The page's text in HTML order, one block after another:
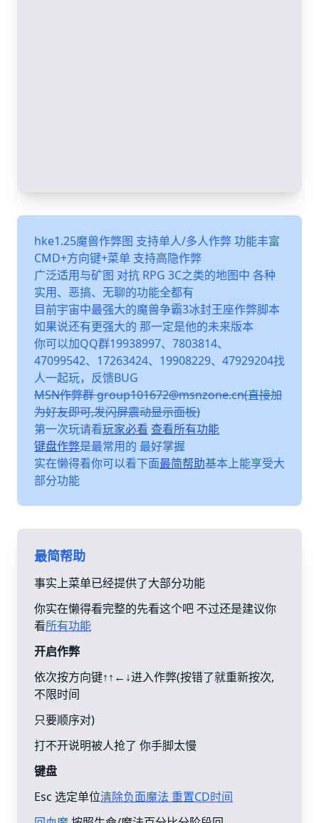
hke1.25魔兽作弊图 支持单人/多人作弊 功能丰富
CMD+方向键+菜单 支持高隐作弊
广泛适用与矿图 对抗 RPG 3C之类的地图中 各种
实用、恶搞、无聊的功能全都有
目前宇宙中最强大的魔兽争霸3冰封王座作弊脚本
如果说还有更强大的 那一定是他的未来版本
你可以加QQ群19938997、7803814、
47099542、17263424、19908229、47929204找
人一起玩，反馈BUG
MSN作弊群 group101672@msnzone.cn(直接加
为好友即可,发闪屏震动显示面板)
第一次玩请看玩家必看 查看所有功能
键盘作弊是最常用的 最好掌握
实在懒得看你可以看下面最简帮助基本上能享受大
部分功能
最简帮助
事实上菜单已经提供了大部分功能
你实在懒得看完整的先看这个吧 不过还是建议你
看所有功能
开启作弊
依次按方向键↑↑←↓进入作弊(按错了就重新按次,
不限时间
只要顺序对)
打不开说明被人抢了 你手脚太慢
键盘
Esc 选定单位清除负面魔法 重置CD时间